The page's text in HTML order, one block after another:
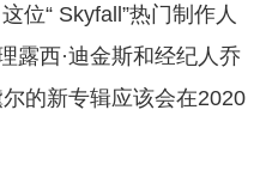
位“ Skyfall”热门制作人
露西·迪金斯和经纪人乔
的新专辑应该会在2020